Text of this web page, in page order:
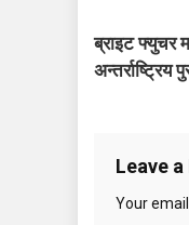
n
ब्राइट फ्युचर
अन्तर्राष्ट्रिय
Leave a
Your